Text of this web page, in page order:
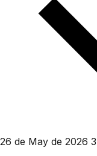
26 de May de 2026